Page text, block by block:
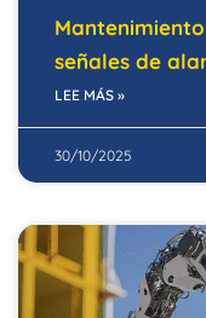
señales de
LEE MÁS »
30/10/2025